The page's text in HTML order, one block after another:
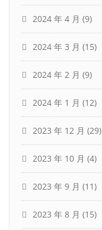
2024 年 4 月 (9)
2024 年 3 月 (15)
2024 年 2 月 (9)
2024 年 1 月 (12)
2023 年 12 月 (29)
2023 年 10 月 (4)
2023 年 9 月 (11)
2023 年 8 月 (15)